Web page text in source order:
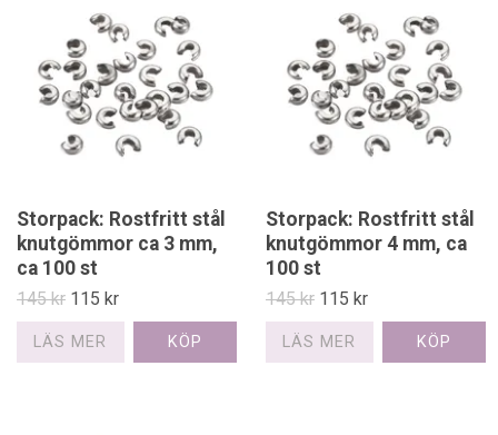
Storpack: Rostfritt stål
knutgömmor ca 3 mm,
ca 100 st
145 kr 115 kr
LÄS MER
Storpack: Rostfritt stål
knutgömmor 4 mm, ca
100 st
145 kr 115 kr
LÄS MER